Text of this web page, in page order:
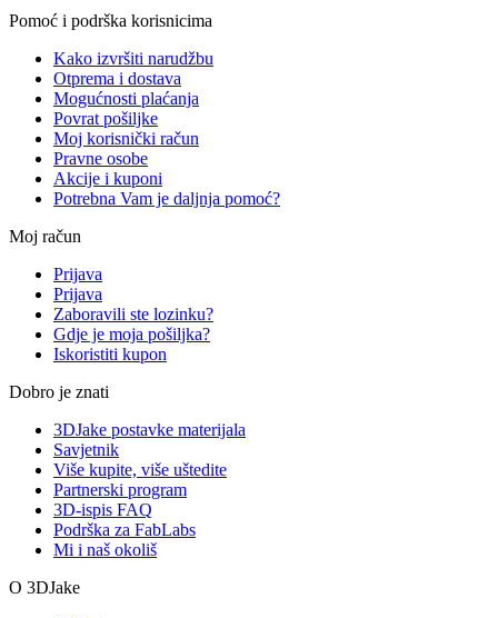
Pomoć i podrška korisnicima
Kako izvršiti narudžbu
Otprema i dostava
Mogućnosti plaćanja
Povrat pošiljke
Moj korisnički račun
Pravne osobe
Akcije i kuponi
Potrebna Vam je daljnja pomoć?
Moj račun
Prijava
Prijava
Zaboravili ste lozinku?
Gdje je moja pošiljka?
Iskoristiti kupon
Dobro je znati
3DJake postavke materijala
Savjetnik
Više kupite, više uštedite
Partnerski program
3D-ispis FAQ
Podrška za FabLabs
Mi i naš okoliš
O 3DJake